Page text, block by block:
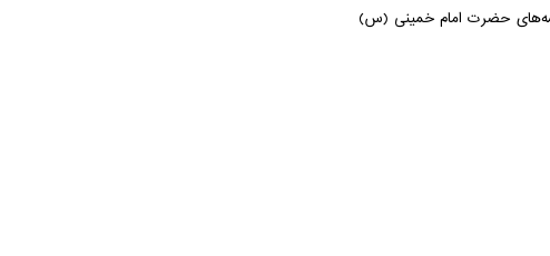
حضرت امام خمینی (س)